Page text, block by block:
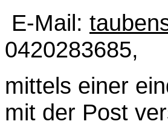
E-Mail:
0420283685,
mittels einer
mit der Post